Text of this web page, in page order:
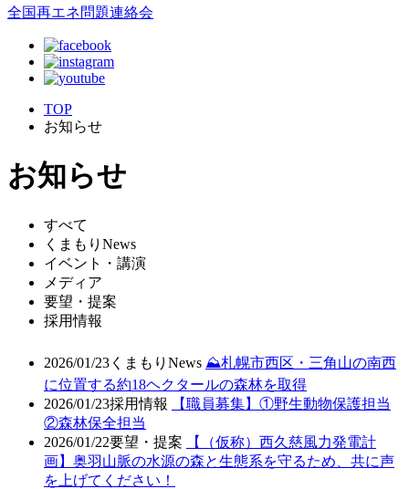
全国再エネ問題連絡会
TOP
お知らせ
お知らせ
すべて
くまもりNews
イベント・講演
メディア
要望・提案
採用情報
2026/01/23 くまもりNews ⛰️札幌市西区・三角山の南西
に位置する約18ヘクタールの森林を取得
2026/01/23採用情報
【職員募集】①野生動物保護担当
②森林保全担当
2026/01/22要望・提案
【（仮称）西久慈風力発電計
画】奥羽山脈の水源の森と生態系を守るため、共に声
を上げてください！